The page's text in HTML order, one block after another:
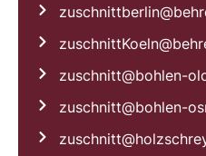
zuschnitt@bohlen-
zuschnitt@bohlen-